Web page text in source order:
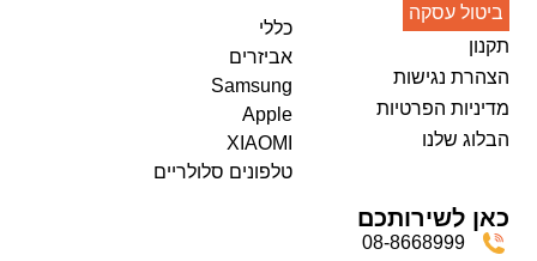
ביטול עסקה
תקנון
הצהרת נגישות
מדיניות הפרטיות
הבלוג שלנו
כללי
אביזרים
Samsung
Apple
XIAOMI
טלפונים סלולריים
כאן לשירותכם
08-8668999